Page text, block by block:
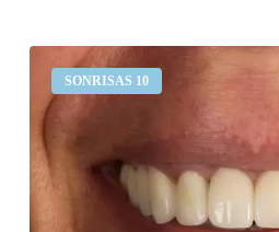
SONRISAS 10
sangran
las
encías